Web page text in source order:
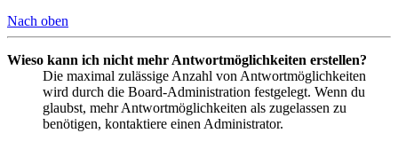
Nach oben
Wieso kann ich nicht mehr Antwortmöglichkeiten erstellen?
Die maximal zulässige Anzahl von Antwortmöglichkeiten
wird durch die Board-Administration festgelegt. Wenn du
glaubst, mehr Antwortmöglichkeiten als zugelassen zu
benötigen, kontaktiere einen Administrator.